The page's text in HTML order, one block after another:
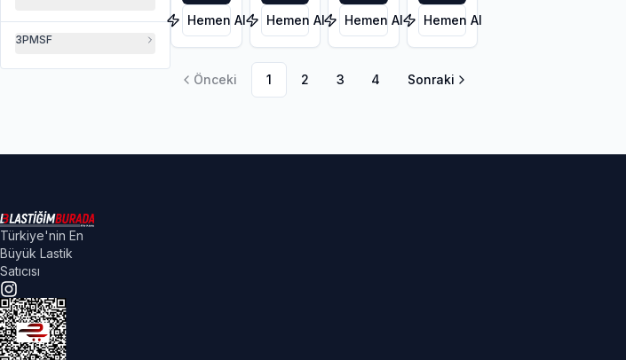
3PMSF
3PMSF
Hemen Al
FP
Hemen Al
3PMSF
Hemen Al Hemen Al
Önceki 1 2 3 4 Sonraki
Türkiye'nin En
Büyük Lastik
Satıcısı